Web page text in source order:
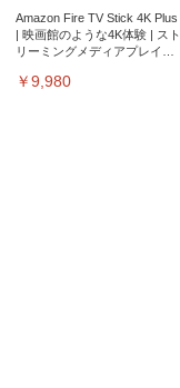
Amazon Fire TV Stick 4K Plus
| 映画館のような4K体験 | スト
リーミングメディアプレイヤ
￥9,980